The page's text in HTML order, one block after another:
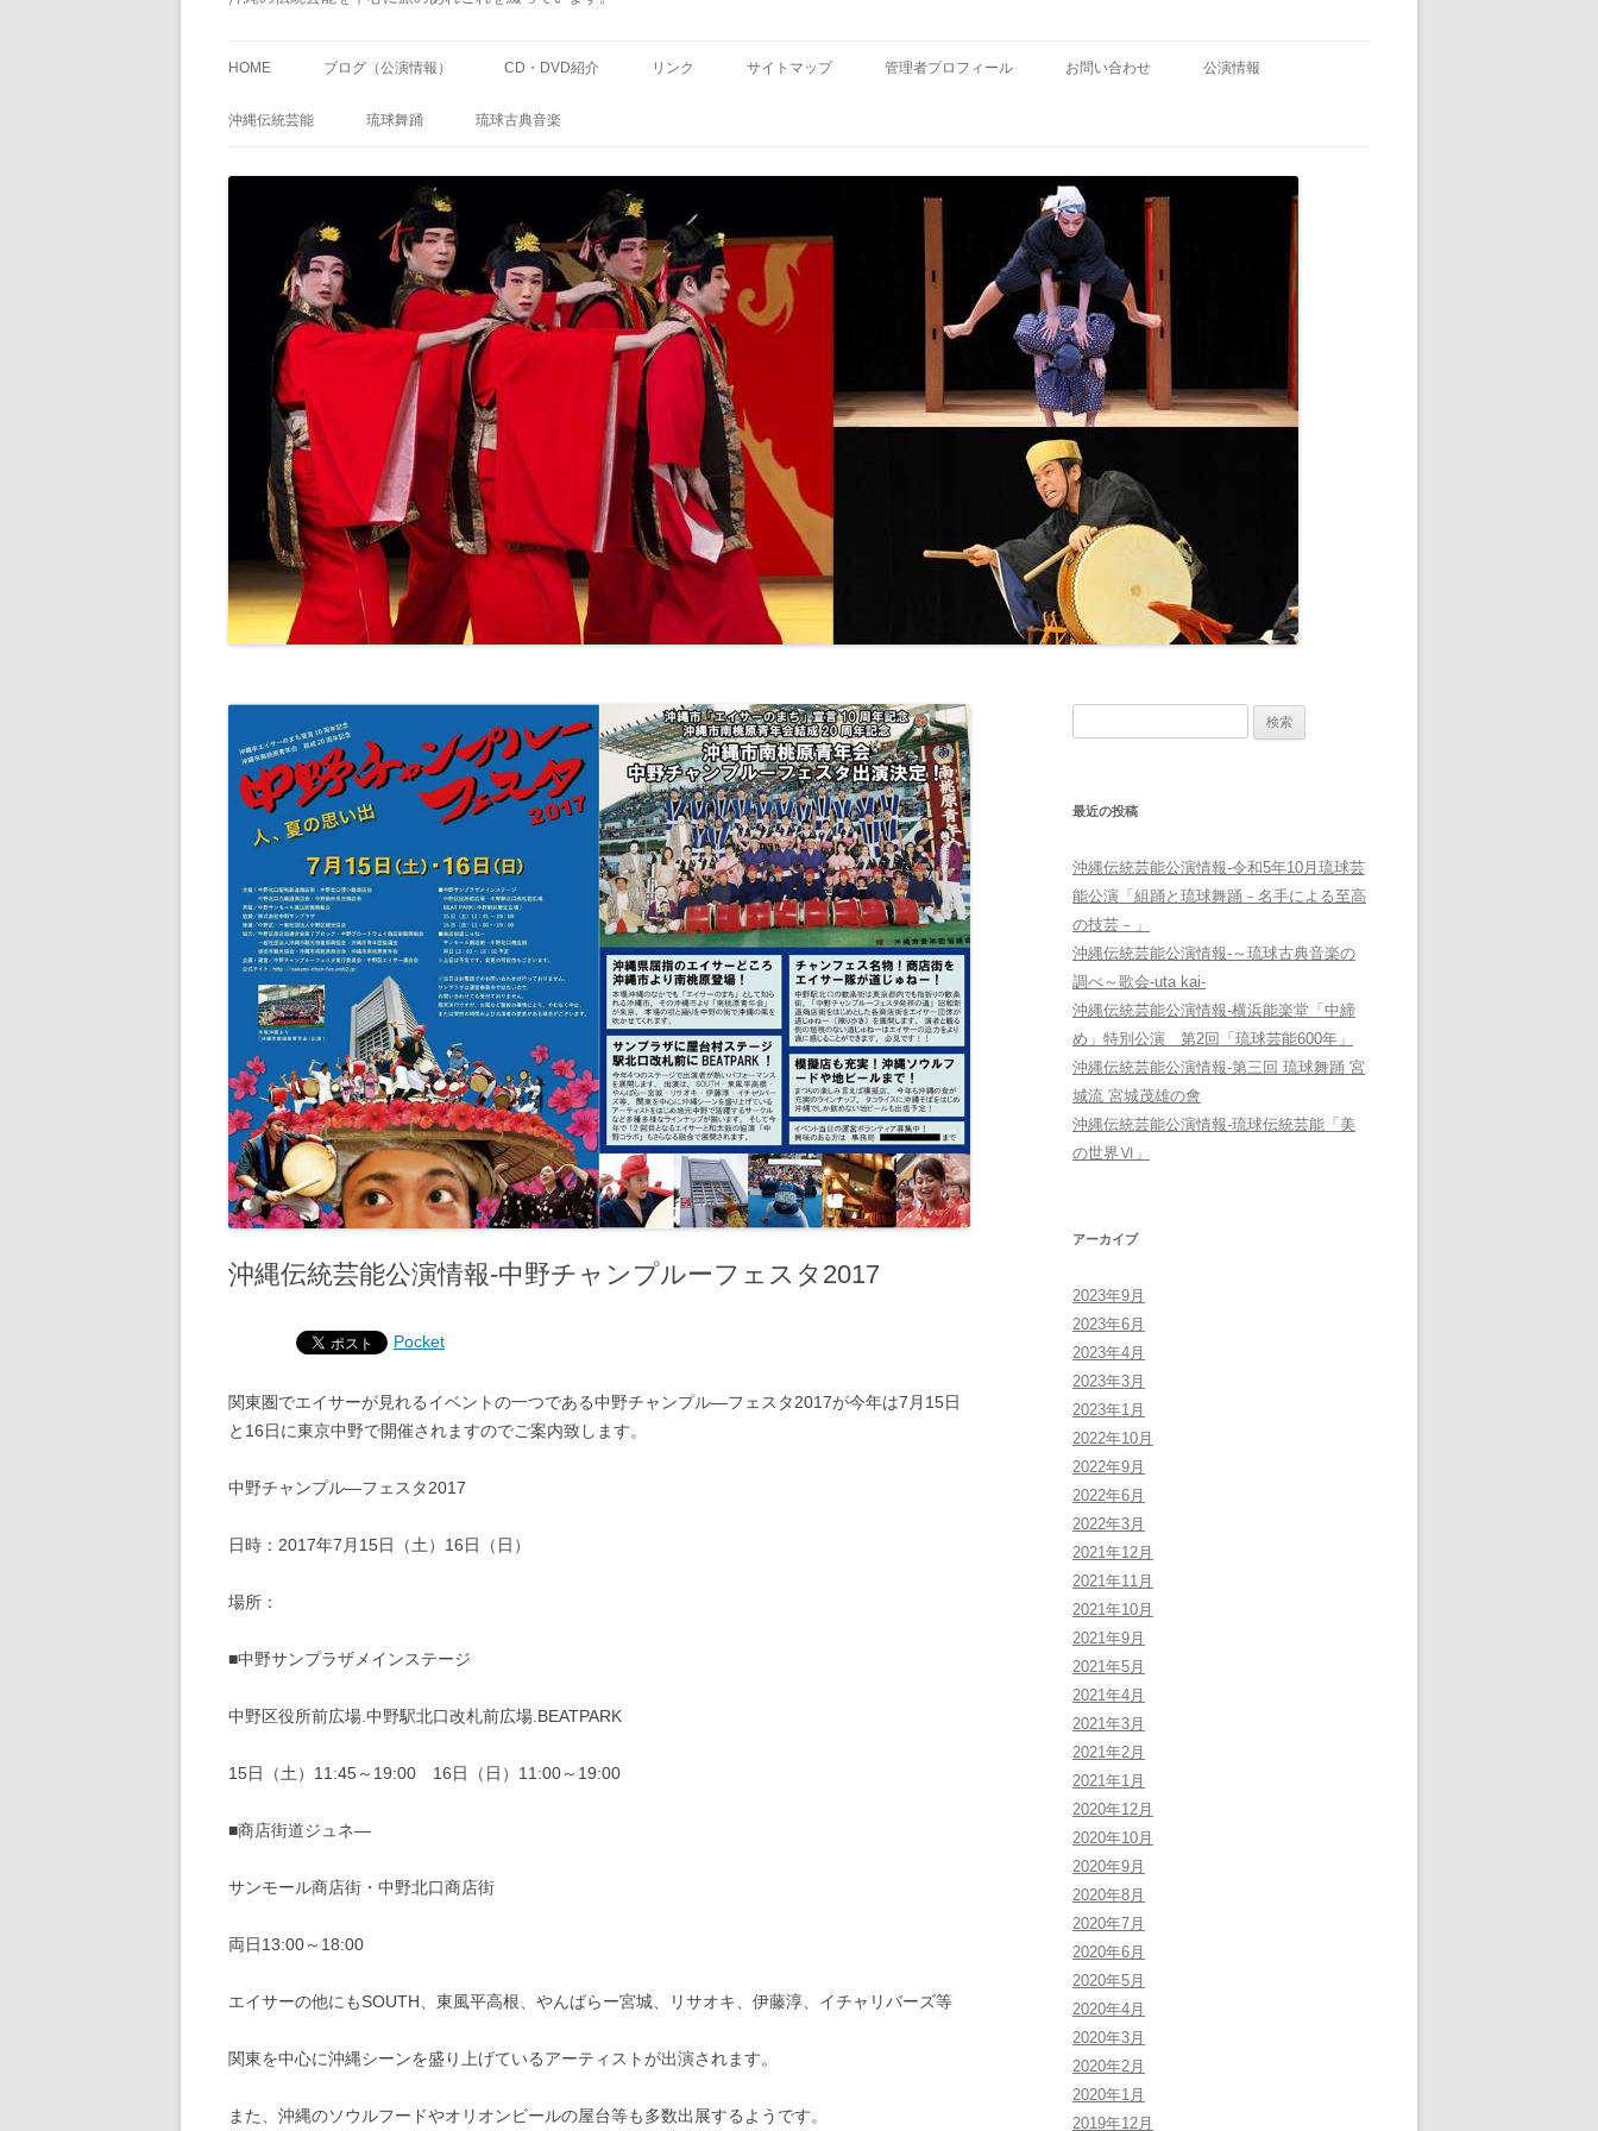
ン
ッ
HOME ブログ（公演情報） CD・DVD紹介 リンク サイトマップ 管理者プロフィール お問い合わせ 公演情報
沖縄伝統芸能 琉球舞踊 琉球古典音楽
沖縄伝統芸能公演情報‐中野チャンプルーフェスタ2017
Pocket
関東圏でエイサーが見れるイベントの一つである中野チャンプル―フェスタ2017が今年は7月15日
と16日に東京中野で開催されますのでご案内致します。
中野チャンプル―フェスタ2017
日時：2017年7月15日（土）16日（日）
場所：
■中野サンプラザメインステージ
中野区役所前広場.中野駅北口改札前広場.BEATPARK
15日（土）11:45～19:00 16日（日）11:00～19:00
■商店街道ジュネ―
サンモール商店街・中野北口商店街
両日13:00～18:00
エイサーの他にもSOUTH、東風平高根、やんばらー宮城、リサオキ、伊藤淳、イチャリバーズ等
関東を中心に沖縄シーンを盛り上げているアーティストが出演されます。
また、沖縄のソウルフードやオリオンビールの屋台等も多数出展するようです。
最近の投稿
沖縄伝統芸能公演情報-令和5年10月琉球芸
能公演「組踊と琉球舞踊－名手による至高
の技芸－」
沖縄伝統芸能公演情報-～琉球古典音楽の
調べ～歌会-uta kai-
沖縄伝統芸能公演情報-横浜能楽堂「中締
め」特別公演 第2回「琉球芸能600年」
沖縄伝統芸能公演情報-第三回 琉球舞踊 宮
城流 宮城茂雄の會
沖縄伝統芸能公演情報-琉球伝統芸能「美
の世界Ⅵ」
アーカイブ
2023年9月
2023年6月
2023年4月
2023年3月
2023年1月
2022年10月
2022年9月
2022年6月
2022年3月
2021年12月
2021年11月
2021年10月
2021年9月
2021年5月
2021年4月
2021年3月
2021年2月
2021年1月
2020年12月
2020年10月
2020年9月
2020年8月
2020年7月
2020年6月
2020年5月
2020年4月
2020年3月
2020年2月
2020年1月
2019年12月